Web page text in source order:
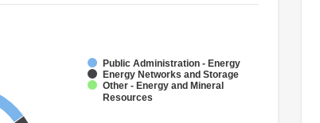
Public Administration - Energy
Energy Networks and Storage
Other - Energy and Mineral
Resources